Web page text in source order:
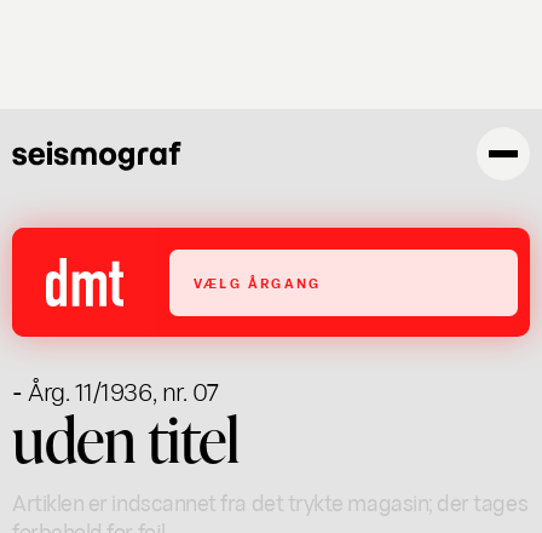
VÆLG ÅRGANG
- Årg. 11/1936, nr. 07
uden titel
Artiklen er indscannet fra det trykte magasin; der tages